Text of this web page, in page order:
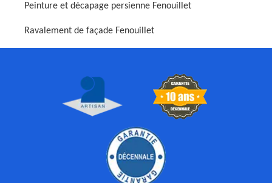
Peinture et décapage persienne Fenouillet
Ravalement de façade Fenouillet